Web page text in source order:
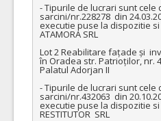
- Tipurile de lucrari sunt cele
sarcini/nr.228278  din
executie puse la dispozitie si
ATAMORA SRL
Lot 2 Reabilitare fațade și
în Oradea str. Patrioților, nr.
Palatul Adorjan II
- Tipurile de lucrari sunt cele
sarcini/nr.432063  din
executie puse la dispozitie si
RESTITUTOR  SRL